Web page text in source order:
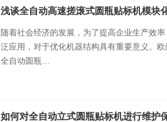
浅谈全自动高速搓滚式圆瓶贴标机模块
随着社会经济的发展，为了提高企业生产效
泛应用，对于优化机器结构具有重要意义。
全自动圆瓶…
如何对全自动立式圆瓶贴标机进行维护